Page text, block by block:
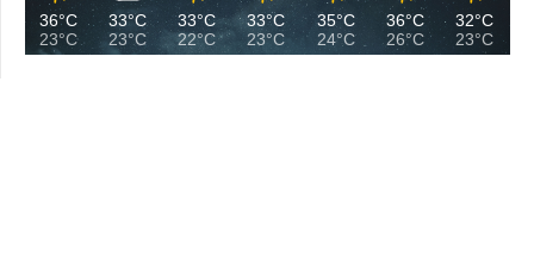
36°C
23°C
33°C
23°C
33°C
22°C
33°C
23°C
35°C
24°C
36°C
26°C
32°C
23°C